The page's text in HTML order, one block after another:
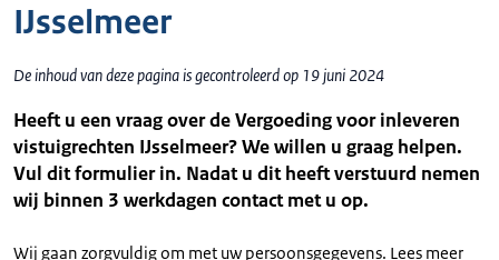
IJsselmeer
De inhoud van deze pagina is gecontroleerd op 19 juni 2024
Heeft u een vraag over de Vergoeding voor inleveren
vistuigrechten IJsselmeer? We willen u graag helpen.
Vul dit formulier in. Nadat u dit heeft verstuurd nemen
wij binnen 3 werkdagen contact met u op.
Wij gaan zorgvuldig om met uw persoonsgegevens. Lees meer